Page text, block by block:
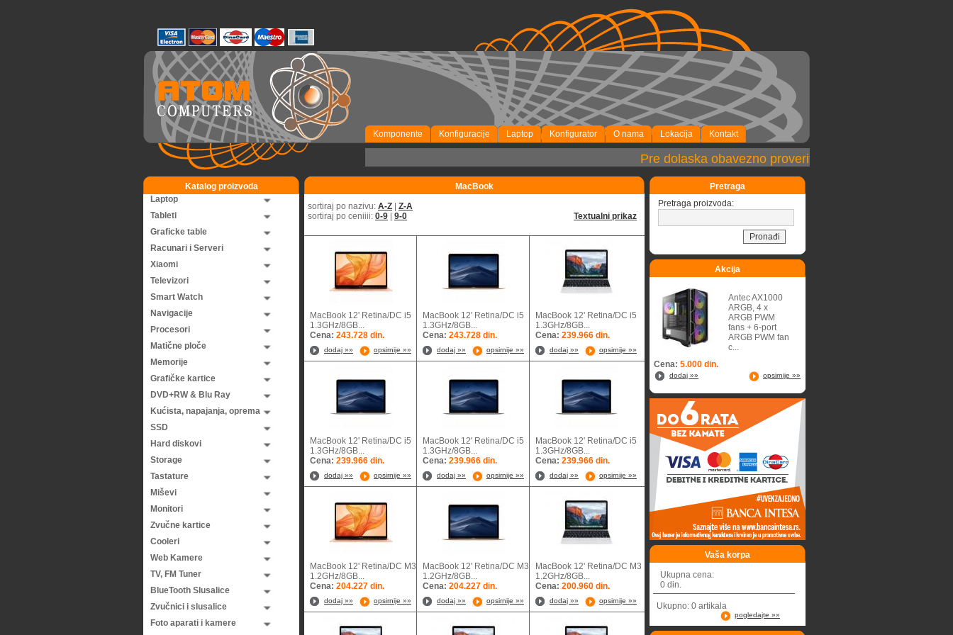
Komponente Konfiguracije Laptop Konfigurator O nama Lokacija Kontakt
Pre dolaska obavezno proveriti dostupnost robe!
Katalog proizvoda
Laptop
Tableti
Graficke table
Racunari i Serveri
Xiaomi
Televizori
Smart Watch
Navigacije
Procesori
Matične ploče
Memorije
Grafičke kartice
DVD+RW & Blu Ray
Kućista, napajanja, oprema
SSD
Hard diskovi
Storage
Tastature
Miševi
Monitori
Zvučne kartice
Cooleri
Web Kamere
TV, FM Tuner
BlueTooth Slusalice
Zvučnici i slusalice
Foto aparati i kamere
MacBook
sortiraj po nazivu: A-Z
Z-A
sortiraj po ceniiii: 0-9 9-0 Textualni prikaz
MacBook 12' Retina/DC i5
1.3GHz/8GB...
Cena: 243.728 din.
dodaj »» opsirnije »»
MacBook 12' Retina/DC i5
1.3GHz/8GB...
Cena: 243.728 din.
dodaj »» opsirnije »»
MacBook 12' Retina/DC i5
1.3GHz/8GB...
Cena: 239.966 din.
dodaj »» opsirnije »»
MacBook 12' Retina/DC i5
1.3GHz/8GB...
Cena: 239.966 din.
dodaj »» opsirnije »»
MacBook 12' Retina/DC i5
1.3GHz/8GB...
Cena: 239.966 din.
dodaj »» opsirnije »»
MacBook 12' Retina/DC i5
1.3GHz/8GB...
Cena: 239.966 din.
dodaj »» opsirnije »»
MacBook 12' Retina/DC M3
1.2GHz/8GB...
Cena: 204.227 din.
dodaj »» opsirnije »»
MacBook 12' Retina/DC M3
1.2GHz/8GB...
Cena: 204.227 din.
dodaj »» opsirnije »»
MacBook 12' Retina/DC M3
1.2GHz/8GB...
Cena: 200.960 din.
dodaj »» opsirnije »»
Pretraga
Pretraga proizvoda:
Akcija
Antec AX1000
ARGB, 4 x
ARGB PWM
fans + 6-port
ARGB PWM fan
c...
Cena: 5.000 din.
dodaj »» opsirnije »»
Vaša korpa
Ukupna cena:
0 din.
Ukupno: 0 artikala
pogledajte »»